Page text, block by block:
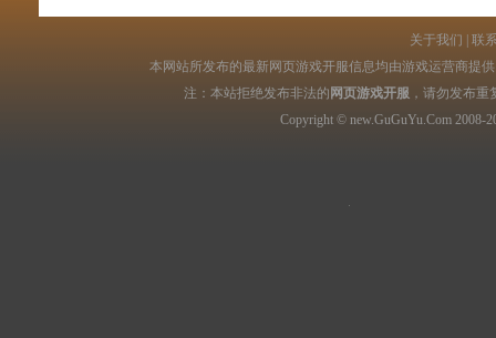
关于我们
联
本网站所发布的最新网页游戏开服信息均由游戏运营商提
注：本站拒绝发布非法的 网页游戏开服 ，请勿发布重
Copyright © new.GuGuYu.Com 2008-